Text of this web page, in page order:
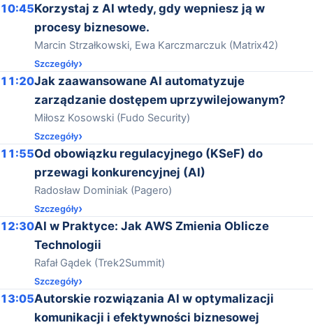
10:45Korzystaj z AI wtedy, gdy wepniesz ją w
procesy biznesowe.
Marcin Strzałkowski, Ewa Karczmarczuk (Matrix42)
Szczegóły
11:20Jak zaawansowane AI automatyzuje
zarządzanie dostępem uprzywilejowanym?
Miłosz Kosowski (Fudo Security)
Szczegóły
11:55Od obowiązku regulacyjnego (KSeF) do
przewagi konkurencyjnej (AI)
Radosław Dominiak (Pagero)
Szczegóły
12:30AI w Praktyce: Jak AWS Zmienia Oblicze
Technologii
Rafał Gądek (Trek2Summit)
Szczegóły
13:05Autorskie rozwiązania AI w optymalizacji
komunikacji i efektywności biznesowej